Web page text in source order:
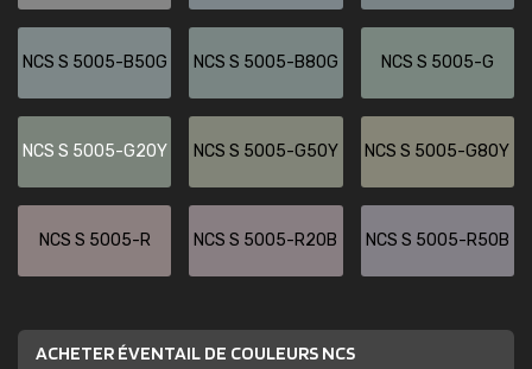
NCS S 5005-B50G NCS S 5005-B80G NCS S 5005-G
NCS S 5005-G20Y NCS S 5005-G50Y NCS S 5005-G80Y
NCS S 5005-R NCS S 5005-R20B NCS S 5005-R50B
ACHETER ÉVENTAIL DE COULEURS NCS